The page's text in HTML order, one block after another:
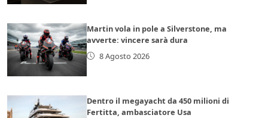
Martin vola in pole a Silverstone, ma
avverte: vincere sarà dura
8 Agosto 2026
Dentro il megayacht da 450 milioni di
Fertitta, ambasciatore Usa